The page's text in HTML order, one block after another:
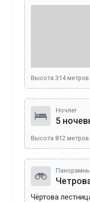
Высота 314метров
Ночлег
5
Высота 812
Чёртова